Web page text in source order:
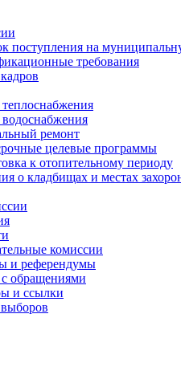
поступления на
требования
ремонт
целевые программы
к отопительному периоду
о кладбищах и местах
комиссии
и референдумы
с обращениями
и ссылки